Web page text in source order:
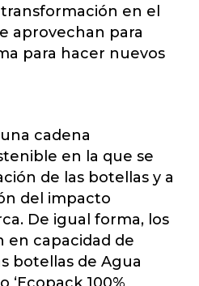
en el
aprovechan para
para hacer nuevos
cadena
en la que se
de las botellas y a
del impacto
De igual forma, los
en capacidad de
botellas de Agua